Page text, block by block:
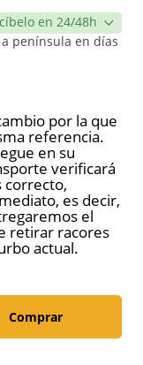
en 24/48h
península en días
por la que
referencia.
en su
verificará
correcto,
es decir,
el
retirar racores
actual.
Comprar